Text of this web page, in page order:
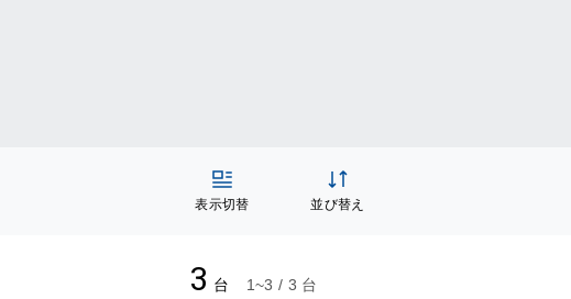
表示切替 並び替え
3 台 1~3 / 3 台